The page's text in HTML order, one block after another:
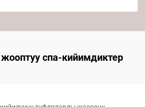
жооптуу спа-кийимдиктер